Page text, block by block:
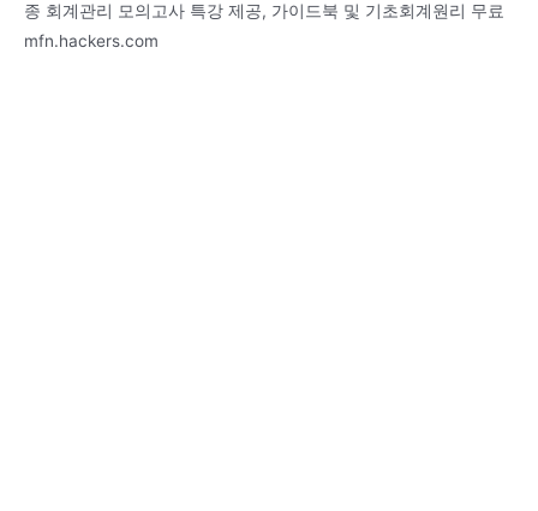
종 회계관리 모의고사 특강 제공, 가이드북 및 기초회계원리 무료
mfn.hackers.com